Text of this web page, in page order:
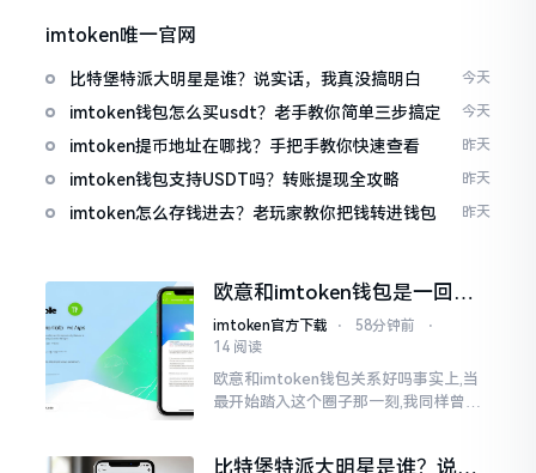
imtoken唯一官网
比特堡特派大明星是谁？说实话，我真没搞明白 今天
imtoken钱包怎么买usdt？老手教你简单三步搞定 今天
imtoken提币地址在哪找？手把手教你快速查看 昨天
imtoken钱包支持USDT吗？转账提现全攻略 昨天
imtoken怎么存钱进去？老玩家教你把钱转进钱包 昨天
欧意和imtoken钱包是一回事
吗？搞清楚了再装钱包
imtoken官方下载 ⋅ 58分钟前
⋅
14 阅读
欧意和imtoken钱包关系好吗事实上,当
最开始踏入这个圈子那一刻,我同样曾因
比特堡特派大明星是谁？说实